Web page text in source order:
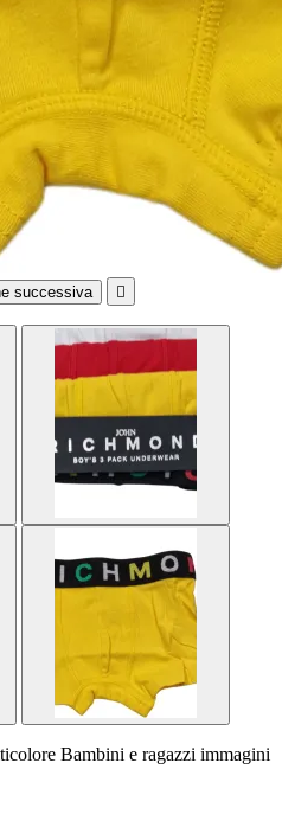
successiva 
Bambini e ragazzi immagini